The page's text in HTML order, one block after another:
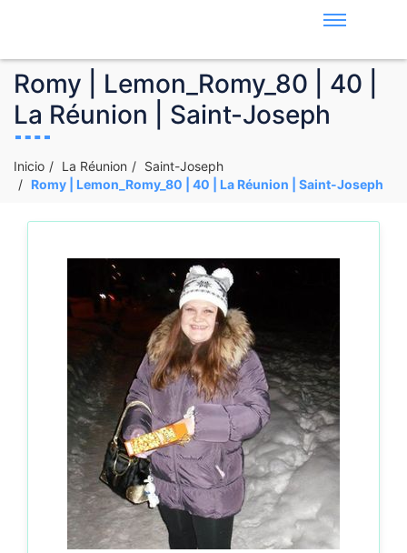
Romy | Lemon_Romy_80 | 40 |
La Réunion | Saint-Joseph
Inicio La Réunion
Saint-Joseph
Romy | Lemon_Romy_80 | 40 | La Réunion | Saint-Joseph